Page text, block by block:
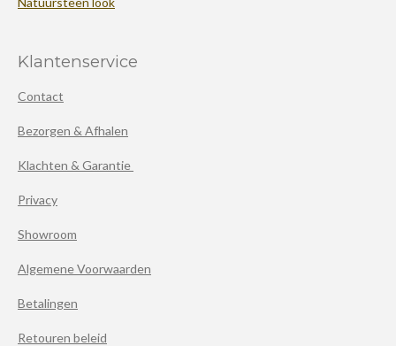
Klantenservice
Contact
Bezorgen & Afhalen
Klachten & Garantie
Privacy
Showroom
Algemene Voorwaarden
Betalingen
Retouren beleid